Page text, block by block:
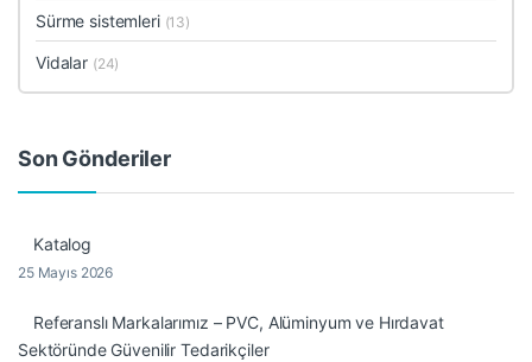
Sürme sistemleri (13)
Vidalar (24)
Son Gönderiler
Katalog
25 Mayıs 2026
Referanslı Markalarımız – PVC, Alüminyum ve Hırdavat
Sektöründe Güvenilir Tedarikçiler